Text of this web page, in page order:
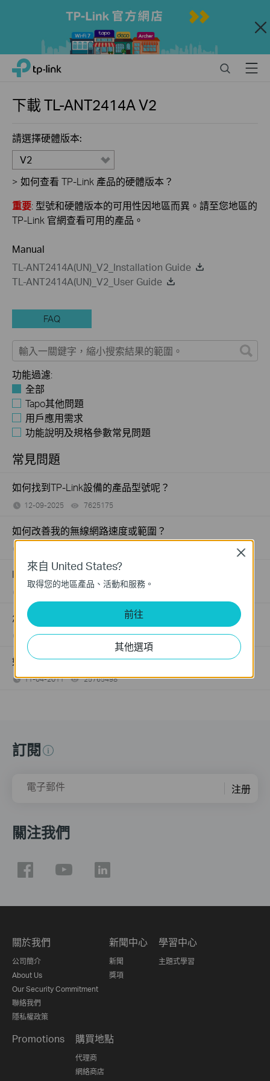
Close
Click
navigation
TP-Link, Reliably Smart SearchMenu
下載TL-ANT2414AV2
請選擇硬體版本:
V2
> 如何查看 TP-Link 產品的硬體版本？
重要: 型號和硬體版本的可用性因地區而異。請至您地區的
TP-Link 官網查看可用的產品。
Manual
TL-ANT2414A(UN)_V2_Installation Guide
TL-ANT2414A(UN)_V2_User Guide
FAQ
功能過濾:
全部
Tapo其他問題
用戶應用需求
功能說明及規格參數常見問題
常見問題
如何找到TP-Link設備的產品型號呢？
12-09-2025 7625175
如何改善我的無線網路速度或範圍？
Introduction for TP-Link Outdoor Antennas
怎麼看TP-Link產品的序號?
11-15-2017 489173views
如何查看 TP-Link 產品的硬體版本？
11-04-2011 25765498views
訂閱
電子郵件 注册
關注我們
關於我們
公司簡介
About Us
Our Security Commitment
聯絡我們
隱私權政策
新聞中心
新聞
獎項
學習中心
主題式學習
Promotions 購買地點
代理商
網絡商店
來自 United States?
取得您的地區產品、活動和服務。
前往
其他選項
Close